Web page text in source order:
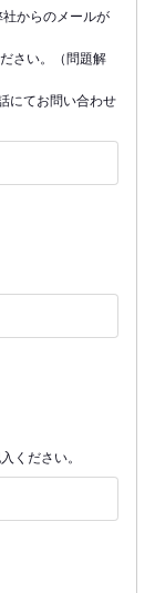
からのメールが
さい。（問題解
にてお問い合わせ
ください。